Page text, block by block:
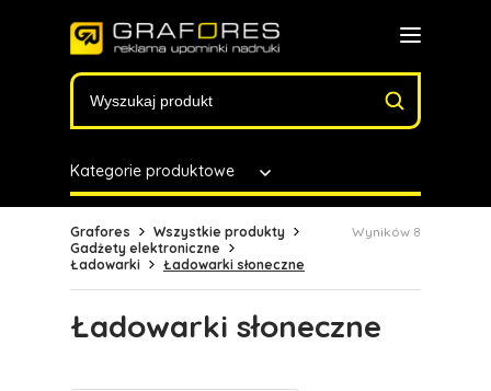
Kategorie produktowe
Grafores
Wszystkie produkty
Gadżety elektroniczne
Ładowarki
Ładowarki słoneczne
Wyników 8
Ładowarki słoneczne